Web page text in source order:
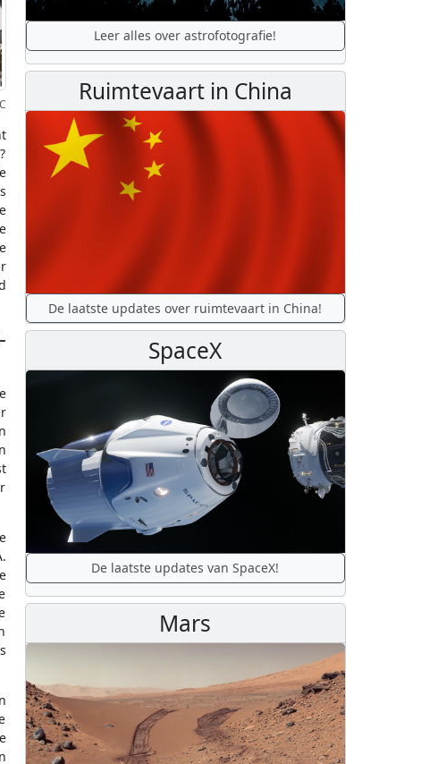
Leer alles over astrofotografie!
Ruimtevaart in China
De laatste updates over ruimtevaart in China!
SpaceX
De laatste updates van SpaceX!
Mars